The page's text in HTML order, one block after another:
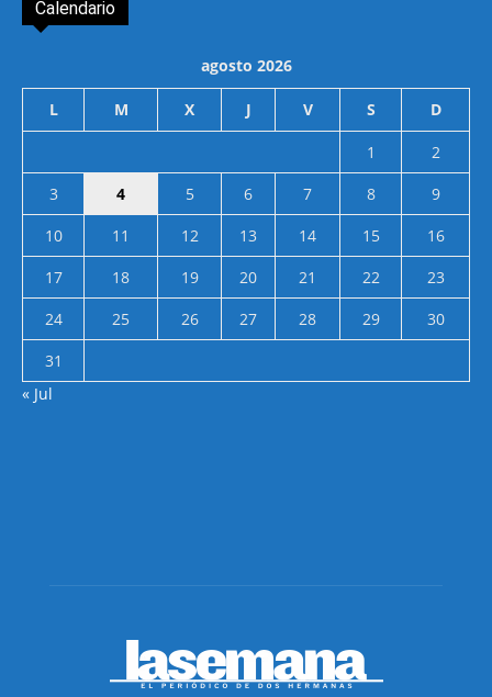
Calendario
agosto 2026
L M X J V S D
1
2
3
4 5 6 7 8
9
10
11 12 13 14 15
16
17
18 19 20 21 22
23
24
25 26 27 28 29
30
31
« Jul